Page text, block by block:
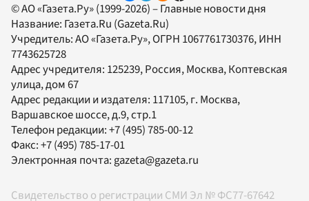
© АО «Газета.Ру» (1999-2026) – Главные новости дня
Название: Газета.Ru (Gazeta.Ru)
Учредитель:АО «Газета.Ру», ОГРН 1067761730376, ИНН
7743625728
Адрес учредителя: 125239, Россия, Москва, Коптевская
улица, дом 67
Адрес редакции и издателя: 117105, г. Москва,
Варшавское шоссе, д.9, стр.1
Телефон редакции:+7 (495) 785-00-12
Факс:+7 (495) 785-17-01
Электронная почта:gazeta@gazeta.ru
Свидетельство о регистрации СМИ Эл № ФС77-67642